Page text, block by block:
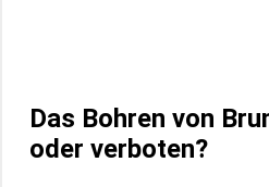
Das Bohren von
oder verboten?